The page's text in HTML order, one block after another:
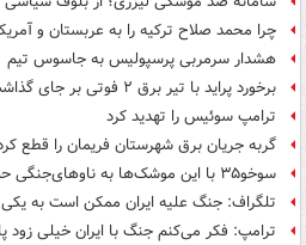
چرا محمد صلاح ترکیه را به عربستان و
هشدار سرمربی پرسپولیس به جاسوس تیم
برخورد پراید با تیر برق ۲ فوتی بر جای گذاشت
ترامپ سوئیس را تهدید کرد
گربه جریان برق شهرستان فریمان را قطع
سوخو۳۵ با این موشک‌ها به ناوهای‌جنگی حمله می‌کند
تلگراف: جنگ علیه ایران ممکن است به یکی
ترامپ: فکر می‌کنم جنگ با ایران خیلی زود